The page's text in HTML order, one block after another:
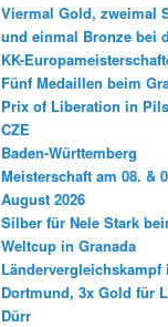
Viermal Gold, zweimal
und einmal Bronze bei
KK-
Fünf Medaillen beim
Prix of Liberation in
CZE
Baden-Württemberg
Meisterschaft am 08. &
August 2026
Silber für Nele Stark
Weltcup in Granada
Ländervergleichskampf
Dortmund, 3x Gold für
Dürr